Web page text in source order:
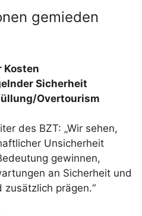
gemieden
Kosten
Sicherheit
Overtourism
des BZT: „Wir sehen,
Unsicherheit
gewinnen,
an Sicherheit und
zusätzlich prägen.“